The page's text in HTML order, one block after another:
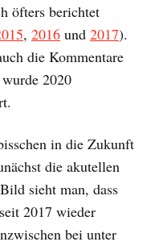
öfters berichtet
, 2016 und 2017).
die Kommentare
2020
in die Zukunft
die akutellen
sieht man, dass
2017 wieder
bei unter